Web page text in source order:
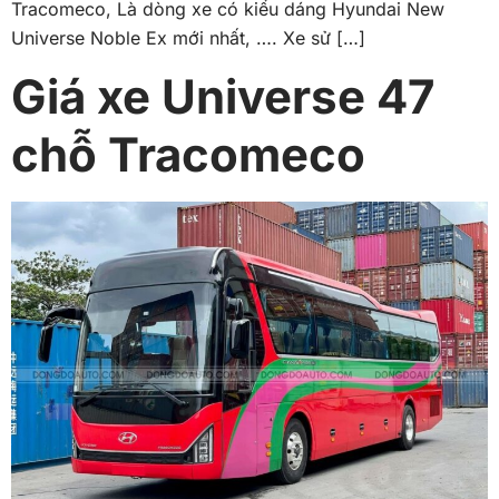
Tracomeco, Là dòng xe có kiểu dáng Hyundai New
Universe Noble Ex mới nhất, …. Xe sử […]
Giá xe Universe 47
chỗ Tracomeco